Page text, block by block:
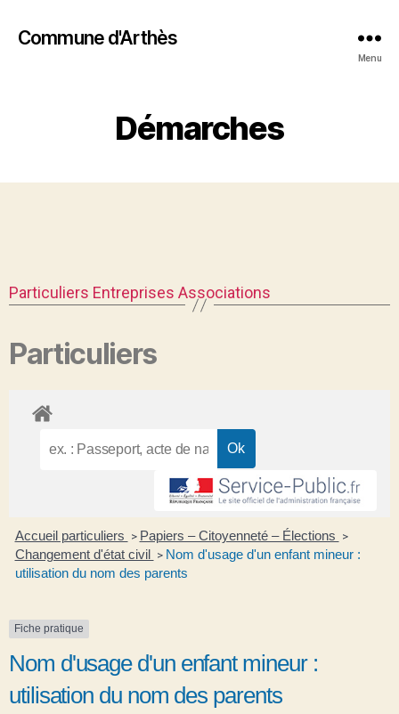
Commune d'Arthès
Menu
Démarches
Particuliers Entreprises Associations
Particuliers
Accueil particuliers > Papiers – Citoyenneté – Élections >
Changement d'état civil > Nom d'usage d'un enfant mineur :
utilisation du nom des parents
Fiche pratique
Nom d'usage d'un enfant mineur :
utilisation du nom des parents